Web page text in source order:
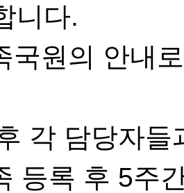
니다.
국원의 안내
각 담당자
등록 후 5주